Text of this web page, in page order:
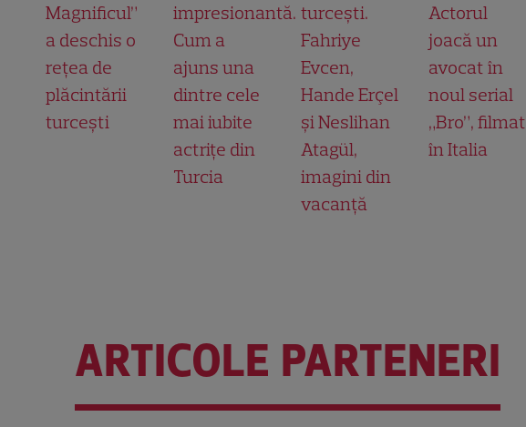
Magnificul”
a deschis o
rețea de
plăcintării
turcești
impresionantă.
Cum a
ajuns una
dintre cele
mai iubite
actrițe din
Turcia
turcești.
Fahriye
Evcen,
Hande Erçel
și Neslihan
Atagül,
imagini din
vacanță
Actorul
joacă un
avocat în
noul serial
„Bro”, filmat
în Italia
ARTICOLE PARTENERI